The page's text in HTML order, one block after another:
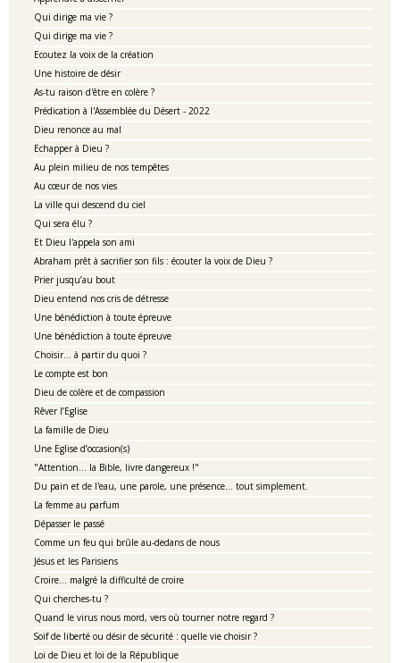
Qui dirige ma vie ?
Qui dirige ma vie ?
Ecoutez la voix de la création
Une histoire de désir
As-tu raison d'être en colère ?
Prédication à l'Assemblée du Désert - 2022
Dieu renonce au mal
Echapper à Dieu ?
Au plein milieu de nos tempêtes
Au cœur de nos vies
La ville qui descend du ciel
Qui sera élu ?
Et Dieu l'appela son ami
Abraham prêt à sacrifier son fils : écouter la voix de Dieu ?
Prier jusqu’au bout
Dieu entend nos cris de détresse
Une bénédiction à toute épreuve
Une bénédiction à toute épreuve
Choisir... à partir du quoi ?
Le compte est bon
Dieu de colère et de compassion
Rêver l’Eglise
La famille de Dieu
Une Eglise d’occasion(s)
"Attention... la Bible, livre dangereux !"
Du pain et de l'eau, une parole, une présence... tout simplement.
La femme au parfum
Dépasser le passé
Comme un feu qui brûle au-dedans de nous
Jésus et les Parisiens
Croire… malgré la difficulté de croire
Qui cherches-tu ?
Quand le virus nous mord, vers où tourner notre regard ?
Soif de liberté ou désir de sécurité : quelle vie choisir ?
Loi de Dieu et loi de la République